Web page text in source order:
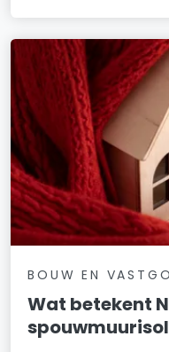
BOUW EN
Wat betekent